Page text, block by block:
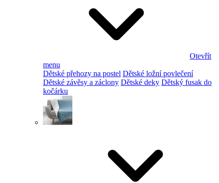
Otevřít
menu
Dětské přehozy na postel Dětské ložní povlečení
Dětské závěsy a záclony Dětské deky Dětský fusak do
kočárku